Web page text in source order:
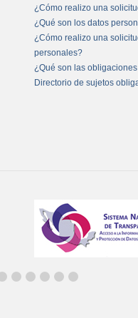
¿Cómo realizo una
¿Qué son los datos
¿Cómo realizo una
personales?
¿Qué son las
Directorio de sujetos